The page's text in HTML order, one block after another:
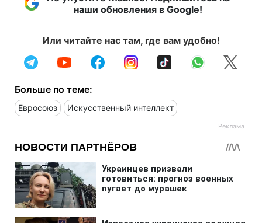
наши обновления в Google!
Или читайте нас там, где вам удобно!
Больше по теме:
Евросоюз Искусственный интеллект